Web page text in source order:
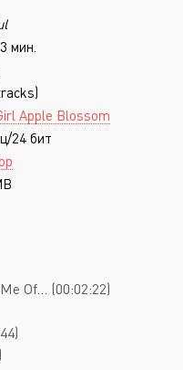
мин.
Apple Blossom
24 бит
Of... (00:02:22)